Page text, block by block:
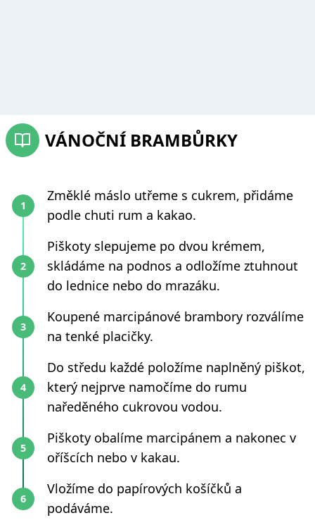
VÁNOČNÍ BRAMBŮRKY
Změklé máslo utřeme s cukrem, přidáme
podle chuti rum a kakao.
Piškoty slepujeme po dvou krémem,
skládáme na podnos a odložíme ztuhnout
do lednice nebo do mrazáku.
Koupené marcipánové brambory rozválíme
na tenké placičky.
Do středu každé položíme naplněný piškot,
který nejprve namočíme do rumu
naředěného cukrovou vodou.
Piškoty obalíme marcipánem a nakonec v
oříšcích nebo v kakau.
Vložíme do papírových košíčků a
podáváme.